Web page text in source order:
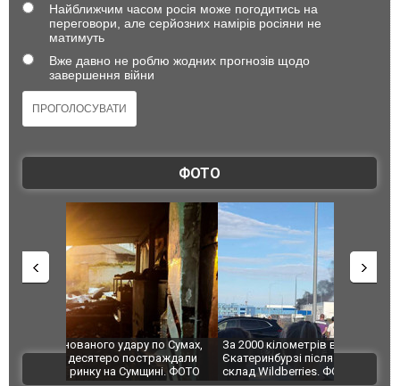
Найближчим часом росія може погодитись на
переговори, але серйозних намірів росіяни не
матимуть
Вже давно не роблю жодних прогнозів щодо
завершення війни
ФОТО
За 2000 кілометрів від кордону з Україною: в
Єкатеринбурзі після атаки дронів загорівся
склад Wildberries. ФОТО. ВІДЕО
"Мої
ВІДЕО